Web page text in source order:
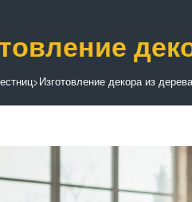
>Изготовление декора из дерева